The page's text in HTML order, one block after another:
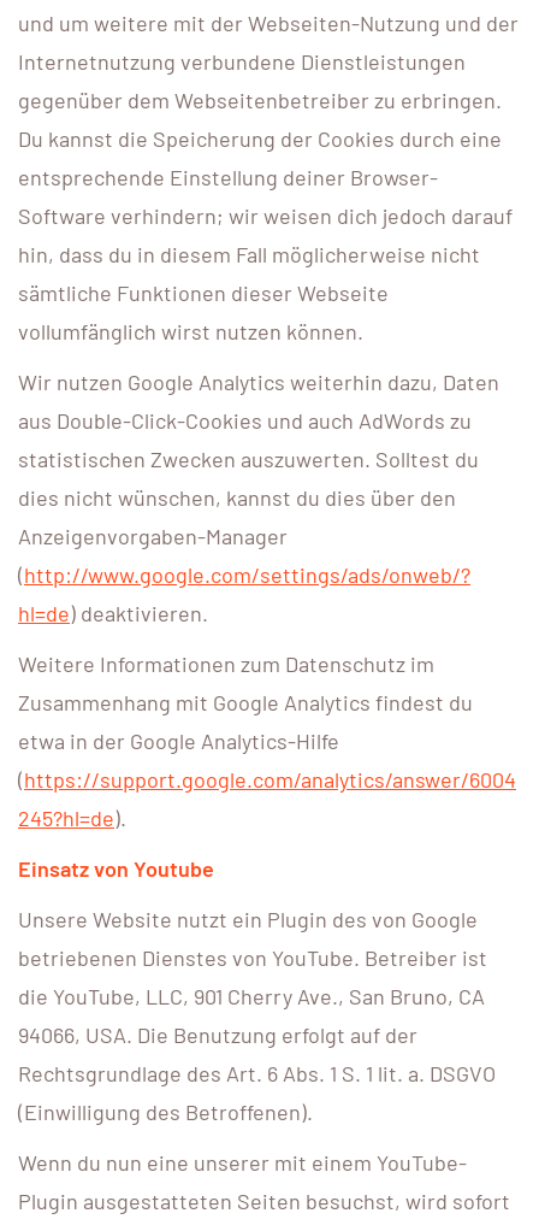
und um weitere mit der Webseiten-Nutzung und der
Internetnutzung verbundene Dienstleistungen
gegenüber dem Webseitenbetreiber zu erbringen.
Du kannst die Speicherung der Cookies durch eine
entsprechende Einstellung deiner Browser-
Software verhindern; wir weisen dich jedoch darauf
hin, dass du in diesem Fall möglicherweise nicht
sämtliche Funktionen dieser Webseite
vollumfänglich wirst nutzen können.
Wir nutzen Google Analytics weiterhin dazu, Daten
aus Double-Click-Cookies und auch AdWords zu
statistischen Zwecken auszuwerten. Solltest du
dies nicht wünschen, kannst du dies über den
Anzeigenvorgaben-Manager
(http://www.google.com/settings/ads/onweb/?
hl=de) deaktivieren.
Weitere Informationen zum Datenschutz im
Zusammenhang mit Google Analytics findest du
etwa in der Google Analytics-Hilfe
(https://support.google.com/analytics/answer/6004
245?hl=de).
Einsatz von Youtube
Unsere Website nutzt ein Plugin des von Google
betriebenen Dienstes von YouTube. Betreiber ist
die YouTube, LLC, 901 Cherry Ave., San Bruno, CA
94066, USA. Die Benutzung erfolgt auf der
Rechtsgrundlage des Art. 6 Abs. 1 S. 1 lit. a. DSGVO
(Einwilligung des Betroffenen).
Wenn du nun eine unserer mit einem YouTube-
Plugin ausgestatteten Seiten besuchst, wird sofort